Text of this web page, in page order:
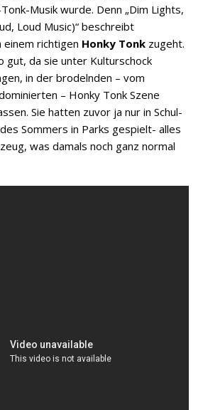
Musik wurde. Denn „Dim Lights,
Loud Music)“ beschreibt
einem richtigen Honky Tonk zugeht.
gut, da sie unter Kulturschock
in der brodelnden – vom
– Honky Tonk Szene
Sie hatten zuvor ja nur in Schul-
Sommers in Parks gespielt- alles
was damals noch ganz normal